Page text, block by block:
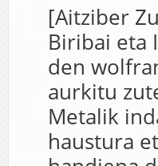
[Aitziber
Biribai eta
den
aurkitu
Metalik
haustura